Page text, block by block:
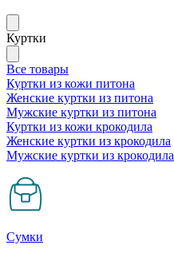
Куртки
Все товары
Куртки из кожи питона
Женские куртки из питона
Мужские куртки из питона
Куртки из кожи крокодила
Женские куртки из крокодила
Мужские куртки из крокодила
Сумки